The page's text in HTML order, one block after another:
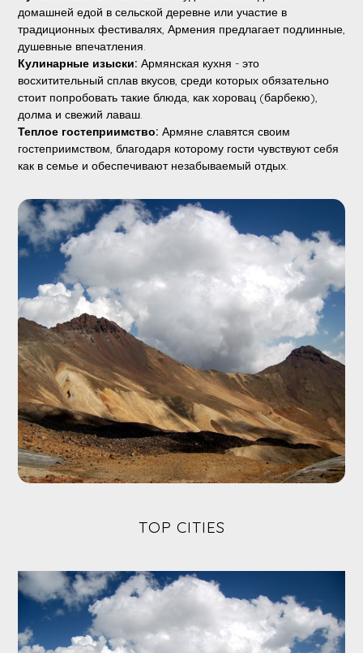
домашней едой в сельской деревне или участие в
традиционных фестивалях, Армения предлагает подлинные,
душевные впечатления.
Кулинарные изыски: Армянская кухня - это
восхитительный сплав вкусов, среди которых обязательно
стоит попробовать такие блюда, как хоровац (барбекю),
долма и свежий лаваш.
Теплое гостеприимство: Армяне славятся своим
гостеприимством, благодаря которому гости чувствуют себя
как в семье и обеспечивают незабываемый отдых.
TOP CITIES